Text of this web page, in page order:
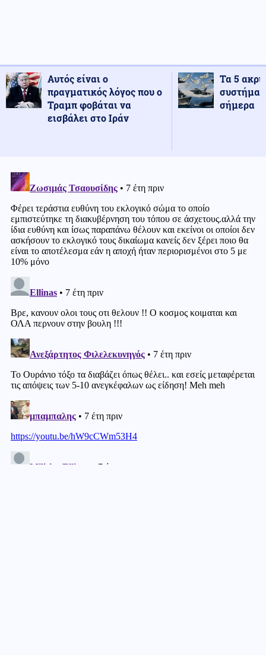
Αυτός είναι ο
πραγματικός λόγος που ο
Τραμπ φοβάται να
εισβάλει στο Ιράν
Τα 5
σήμερα